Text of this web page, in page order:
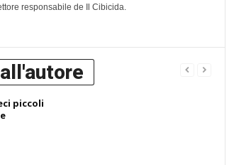
responsabile de Il Cibicida.
piccoli